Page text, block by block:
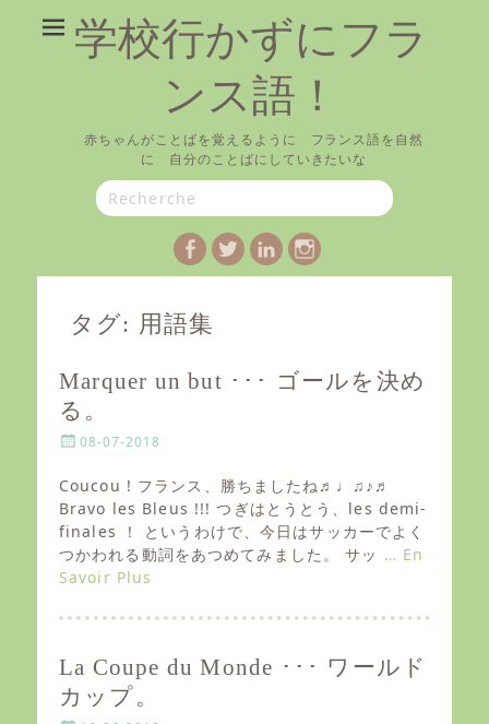
学校行かずにフラ
ンス語！
赤ちゃんがことばを覚えるように フランス語を自然
に 自分のことばにしていきたいな
Search
for:
Facebook
TwitterLinkedIn
Instagram
タグ: 用語集
Marquer un but ･･･ ゴールを決め
る。
P
s
t
e
d
o
n
08-07-2018
Coucou ! フランス、勝ちましたね♬♩♫♪♬
Bravo les Bleus !!! つぎはとうとう、les demi-
finales ！ というわけで、今日はサッカーでよく
つかわれる動詞をあつめてみました。 サッ … En
Savoir Plus
La Coupe du Monde ･･･ ワールド
カップ。